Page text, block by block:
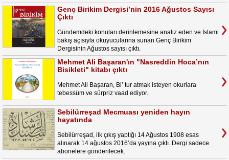
Genç Birikim Dergisi’nin 2016 Ağustos Sayısı
Çıktı
Gündemdeki konuları derinlemesine analiz eden ve İslami
bakış açısıyla okuyucularına sunan Genç Birikim
Dergisinin Ağustos sayısı çıktı.
Mehmet Ali Başaran'ın "Nasreddin Hoca’nın
Bisikleti" kitabı çıktı
Mehmet Ali Başaran, Bi’ tur atmak isteyen okurlara
tebessüm ve sürpriz vaad ediyor.
Sebilürreşad Mecmuası yeniden hayın
hayatında
Sebilürreşad, ilk çıkış yaptığı 14 Ağustos 1908 esas
alınarak 14 ağustos 2016’da yayına çıktı. Dergi sadece
abonelere gönderilecek.